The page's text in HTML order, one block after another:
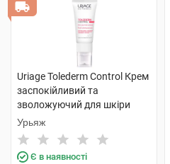
Uriage Tolederm Control Крем
заспокійливий та
зволожуючий для шкіри
навколо очей 15 мл 1 туба
Урьяж
Є в наявності